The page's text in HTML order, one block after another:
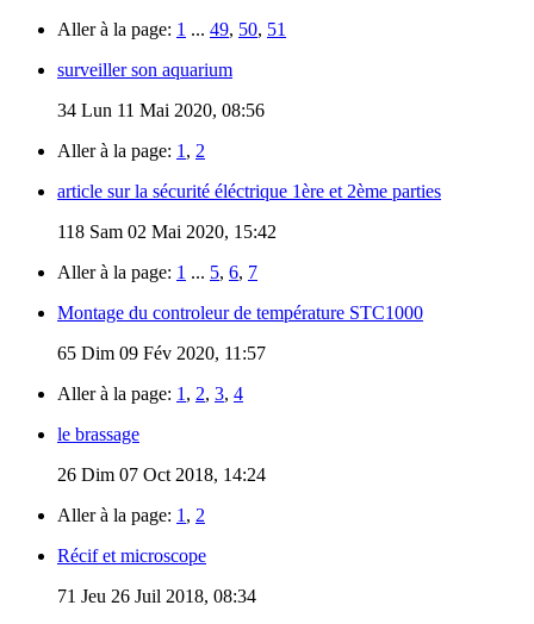
Aller à la page: 1 ... 49, 50, 51
surveiller son aquarium
34 Lun 11 Mai 2020, 08:56
Aller à la page: 1 , 2
article sur la sécurité éléctrique 1ère et 2ème parties
118 Sam 02 Mai 2020, 15:42
Aller à la page: 1 ... 5, 6, 7
Montage du controleur de température STC1000
65 Dim 09 Fév 2020, 11:57
Aller à la page: 1 , 2, 3, 4
le brassage
26 Dim 07 Oct 2018, 14:24
Aller à la page: 1 , 2
Récif et microscope
71 Jeu 26 Juil 2018, 08:34